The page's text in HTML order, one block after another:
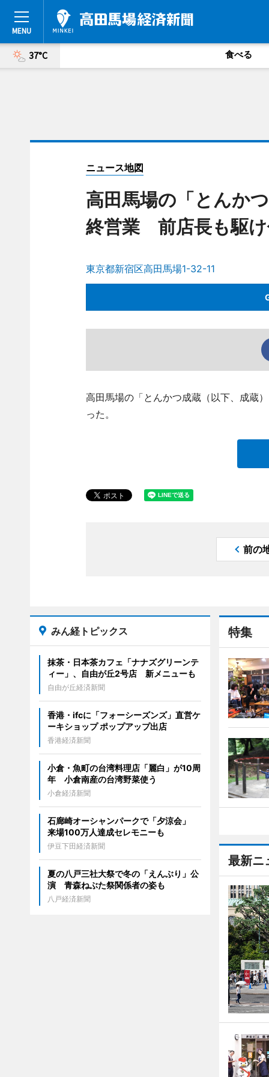
37°C 食べる
ニュース地図
高田馬場の「とんか
終営業 前店長も駆
東京都新宿区高田馬場1-32-11
高田馬場の「とんかつ成蔵（以下、成蔵
った。
前の
特集
最新ニ
みん経トピックス
抹茶・日本茶カフェ「ナナズグリーンテ
ィー」、自由が丘2号店 新メニューも
自由が丘経済新聞
香港・ifcに「フォーシーズンズ」直営ケ
ーキショップ ポップアップ出店
香港経済新聞
小倉・魚町の台湾料理店「麗白」が10周
年 小倉南産の台湾野菜使う
小倉経済新聞
石廊崎オーシャンパークで「夕涼会」
来場100万人達成セレモニーも
伊豆下田経済新聞
夏の八戸三社大祭で冬の「えんぶり」公
演 青森ねぶた祭関係者の姿も
八戸経済新聞